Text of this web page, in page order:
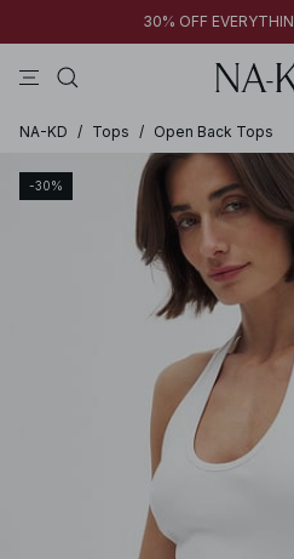
30% OFF
NA-KD / Tops / Open Back Tops
-30%